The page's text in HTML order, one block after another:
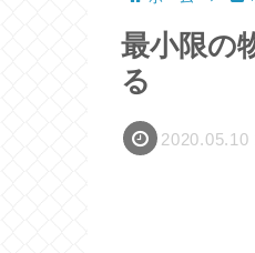
最小限の
る
2020.05.10